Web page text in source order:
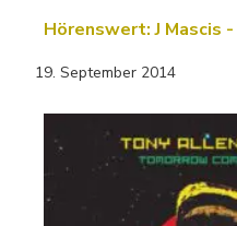
Hörenswert: J Mascis
19. September 2014